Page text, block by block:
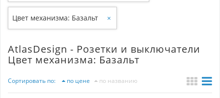
Цвет механизма: Базальт ×
AtlasDesign - Розетки и выключатели
Цвет механизма: Базальт
Сортировать по: по цене по названию